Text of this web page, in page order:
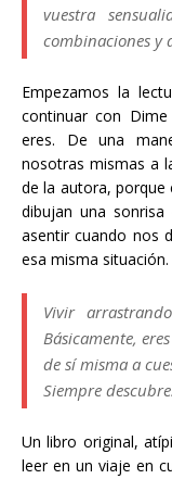
vuestra
combinaciones y
Empezamos la
continuar con
eres. De una
nosotras mismas a
de la autora, porque
dibujan una
asentir cuando nos
esa misma situación.
Vivir
Básicamente,
de sí misma a
Siempre
Un libro original,
leer en un viaje en